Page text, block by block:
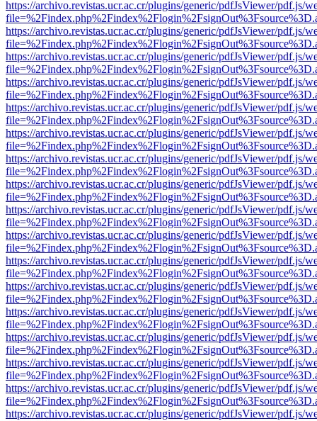
https://archivo.revistas.ucr.ac.cr/plugins/generic/pdfJsViewer/pdf.js/
https://archivo.revistas.ucr.ac.cr/plugins/generic/pdfJsViewer/pdf.js/
https://archivo.revistas.ucr.ac.cr/plugins/generic/pdfJsViewer/pdf.js/
https://archivo.revistas.ucr.ac.cr/plugins/generic/pdfJsViewer/pdf.js/
https://archivo.revistas.ucr.ac.cr/plugins/generic/pdfJsViewer/pdf.js/
https://archivo.revistas.ucr.ac.cr/plugins/generic/pdfJsViewer/pdf.js/
https://archivo.revistas.ucr.ac.cr/plugins/generic/pdfJsViewer/pdf.js/
https://archivo.revistas.ucr.ac.cr/plugins/generic/pdfJsViewer/pdf.js/
https://archivo.revistas.ucr.ac.cr/plugins/generic/pdfJsViewer/pdf.js/
https://archivo.revistas.ucr.ac.cr/plugins/generic/pdfJsViewer/pdf.js/
https://archivo.revistas.ucr.ac.cr/plugins/generic/pdfJsViewer/pdf.js/
https://archivo.revistas.ucr.ac.cr/plugins/generic/pdfJsViewer/pdf.js/
https://archivo.revistas.ucr.ac.cr/plugins/generic/pdfJsViewer/pdf.js/
https://archivo.revistas.ucr.ac.cr/plugins/generic/pdfJsViewer/pdf.js/
https://archivo.revistas.ucr.ac.cr/plugins/generic/pdfJsViewer/pdf.js/
https://archivo.revistas.ucr.ac.cr/plugins/generic/pdfJsViewer/pdf.js/
https://archivo.revistas.ucr.ac.cr/plugins/generic/pdfJsViewer/pdf.js/